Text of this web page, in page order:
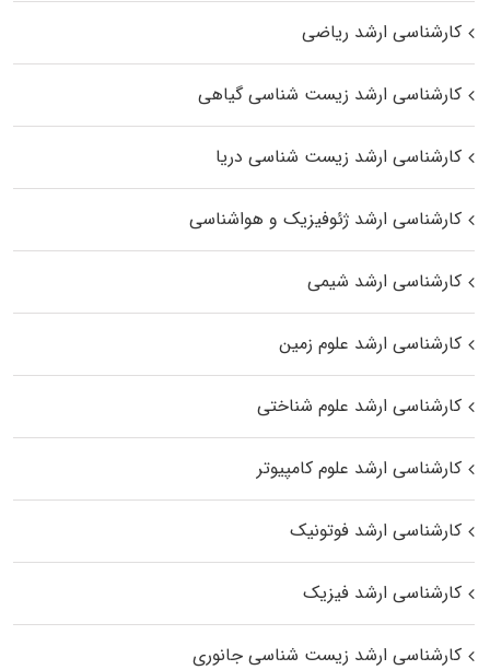
کارشناسی ارشد ریاضی
کارشناسی ارشد زیست‌ شناسی گیاهی
کارشناسی ارشد زیست‌ شناسی دریا
کارشناسی ارشد ژئوفیزیک و هواشناسی
کارشناسی ارشد شیمی
کارشناسی ارشد علوم زمین
کارشناسی ارشد علوم شناختی
کارشناسی ارشد علوم کامپیوتر
کارشناسی ارشد فوتونیک
کارشناسی ارشد فیزیک
کارشناسی ارشد زیست‌ شناسی جانوری